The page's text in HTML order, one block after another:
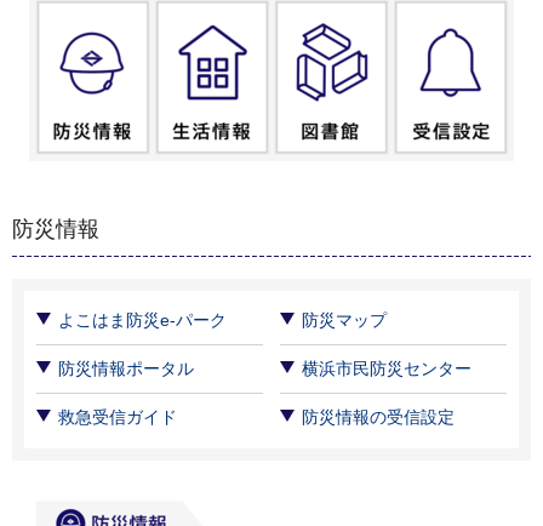
防災情報
よこはま防災e-パーク 防災マップ
防災情報ポータル 横浜市民防災センター
救急受信ガイド 防災情報の受信設定